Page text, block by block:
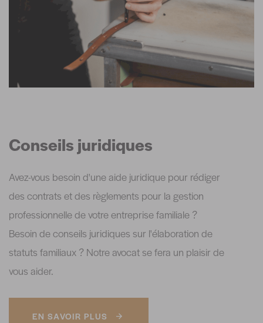
Conseils juridiques
Avez-vous besoin d'une aide juridique pour rédiger
des contrats et des règlements pour la gestion
professionnelle de votre entreprise familiale ?
Besoin de conseils juridiques sur l'élaboration de
statuts familiaux ? Notre avocat se fera un plaisir de
vous aider.
EN SAVOIR PLUS